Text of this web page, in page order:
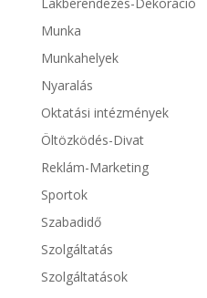
Munka
Munkahelyek
Nyaralás
Oktatási intézmények
Öltözködés-Divat
Reklám-Marketing
Sportok
Szabadidő
Szolgáltatás
Szolgáltatások